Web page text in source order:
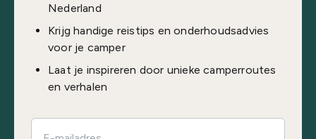
Nederland
Krijg handige reistips en onderhoudsadvies
voor je camper
Laat je inspireren door unieke camperroutes
en verhalen